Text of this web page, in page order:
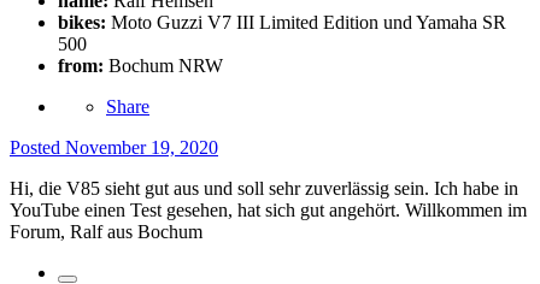
bikes: Moto Guzzi V7 III Limited Edition und Yamaha SR
500
from: Bochum NRW
Share
Posted November 19, 2020
Hi, die V85 sieht gut aus und soll sehr zuverlässig sein. Ich habe in
YouTube einen Test gesehen, hat sich gut angehört. Willkommen im
Forum, Ralf aus Bochum